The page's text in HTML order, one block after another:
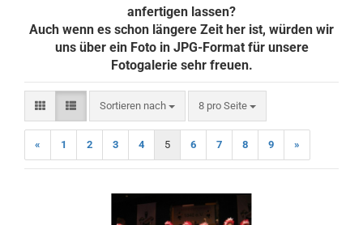
anfertigen lassen?
Auch wenn es schon längere Zeit her ist, würden wir
uns über ein Foto in JPG-Format für unsere
Fotogalerie sehr freuen.
Sortieren nach
Sortieren nach 8 pro Seite
pro Seite
« 1 2 3 4 5 6 7 8 9 »